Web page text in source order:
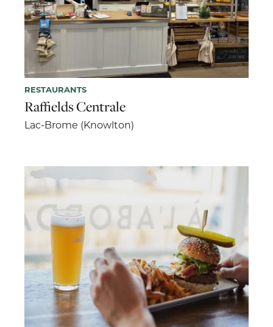
RESTAURANTS
Raffields Centrale
Lac-Brome (Knowlton)